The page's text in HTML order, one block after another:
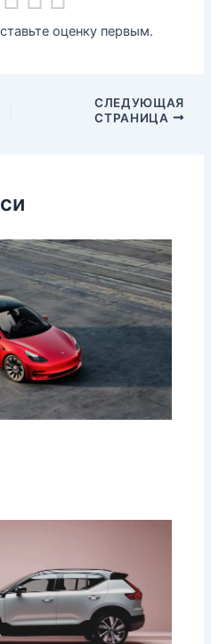
оценку первым.
СЛЕДУЮЩАЯ
СТРАНИЦА